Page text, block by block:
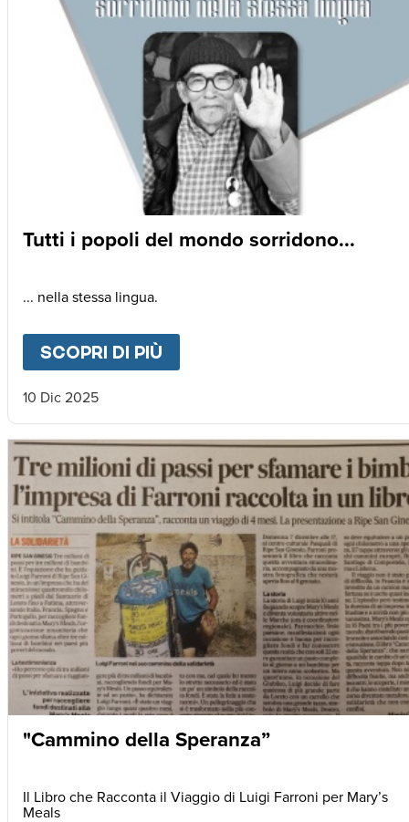
Tutti i popoli del mondo sorridono...
... nella stessa lingua.
SCOPRI DI PIÙ
10 Dic 2025
"Cammino della Speranza”
Il Libro che Racconta il Viaggio di Luigi Farroni per Mary’s
Meals